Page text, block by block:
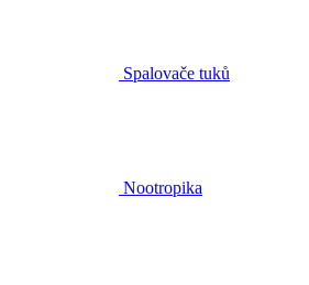
Spalovače tuků
Nootropika